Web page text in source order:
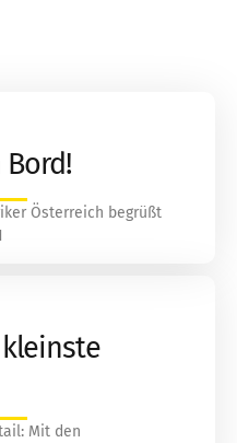
Österreich begrüßt
Mit den